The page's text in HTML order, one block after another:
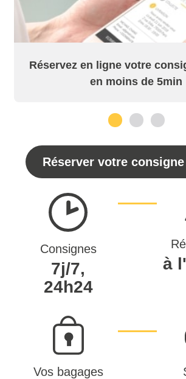
Réservez en ligne votre
en moins de 5min
Réserver votre
Consignes
7j/7,
24h24
à
Vos bagages